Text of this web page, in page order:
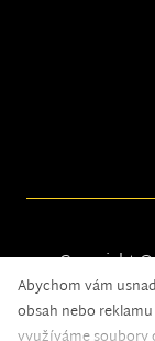
Copyright
Abychom vám
obsah nebo